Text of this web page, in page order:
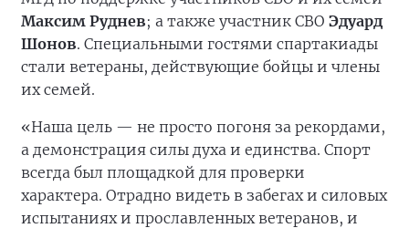
Максим Руднев; а также участник СВО Эдуард
Шонов. Специальными гостями спартакиады
стали ветераны, действующие бойцы и члены
их семей.
«Наша цель — не просто погоня за рекордами,
а демонстрация силы духа и единства. Спорт
всегда был площадкой для проверки
характера. Отрадно видеть в забегах и силовых
испытаниях и прославленных ветеранов, и